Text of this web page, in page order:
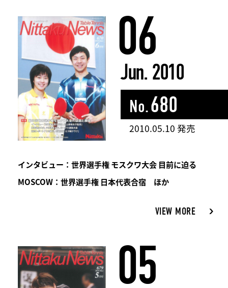
06
Jun. 2010
No.680
2010.05.10 発売
インタビュー：世界選手権 モスクワ大会 目前に迫る
MOSCOW：世界選手権 日本代表合宿 ほか
VIEW MORE
05